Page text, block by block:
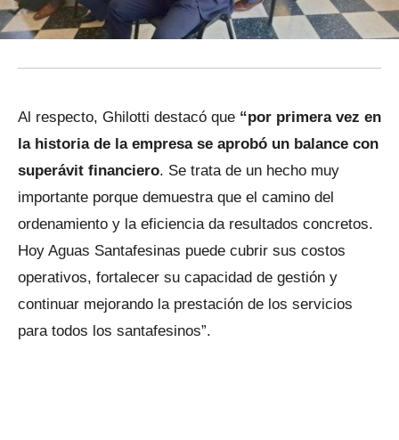
Al respecto, Ghilotti destacó que “por primera vez en
la historia de la empresa se aprobó un balance con
superávit financiero. Se trata de un hecho muy
importante porque demuestra que el camino del
ordenamiento y la eficiencia da resultados concretos.
Hoy Aguas Santafesinas puede cubrir sus costos
operativos, fortalecer su capacidad de gestión y
continuar mejorando la prestación de los servicios
para todos los santafesinos”.